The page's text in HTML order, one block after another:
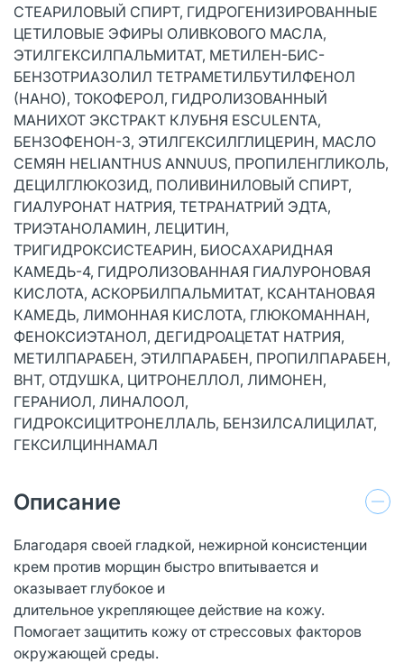
СТЕАРИЛОВЫЙ СПИРТ, ГИДРОГЕНИЗИРОВАННЫЕ
ЦЕТИЛОВЫЕ ЭФИРЫ ОЛИВКОВОГО МАСЛА,
ЭТИЛГЕКСИЛПАЛЬМИТАТ, МЕТИЛЕН-БИС-
БЕНЗОТРИАЗОЛИЛ ТЕТРАМЕТИЛБУТИЛФЕНОЛ
(НАНО), ТОКОФЕРОЛ, ГИДРОЛИЗОВАННЫЙ
МАНИХОТ ЭКСТРАКТ КЛУБНЯ ESCULENTA,
БЕНЗОФЕНОН-3, ЭТИЛГЕКСИЛГЛИЦЕРИН, МАСЛО
СЕМЯН HELIANTHUS ANNUUS, ПРОПИЛЕНГЛИКОЛЬ,
ДЕЦИЛГЛЮКОЗИД, ПОЛИВИНИЛОВЫЙ СПИРТ,
ГИАЛУРОНАТ НАТРИЯ, ТЕТРАНАТРИЙ ЭДТА,
ТРИЭТАНОЛАМИН, ЛЕЦИТИН,
ТРИГИДРОКСИСТЕАРИН, БИОСАХАРИДНАЯ
КАМЕДЬ-4, ГИДРОЛИЗОВАННАЯ ГИАЛУРОНОВАЯ
КИСЛОТА, АСКОРБИЛПАЛЬМИТАТ, КСАНТАНОВАЯ
КАМЕДЬ, ЛИМОННАЯ КИСЛОТА, ГЛЮКОМАННАН,
ФЕНОКСИЭТАНОЛ, ДЕГИДРОАЦЕТАТ НАТРИЯ,
МЕТИЛПАРАБЕН, ЭТИЛПАРАБЕН, ПРОПИЛПАРАБЕН,
BHT, ОТДУШКА, ЦИТРОНЕЛЛОЛ, ЛИМОНЕН,
ГЕРАНИОЛ, ЛИНАЛООЛ,
ГИДРОКСИЦИТРОНЕЛЛАЛЬ, БЕНЗИЛСАЛИЦИЛАТ,
ГЕКСИЛЦИННАМАЛ
Описание
Благодаря своей гладкой, нежирной консистенции
крем против морщин быстро впитывается и
оказывает глубокое и
длительное укрепляющее действие на кожу.
Помогает защитить кожу от стрессовых факторов
окружающей среды.